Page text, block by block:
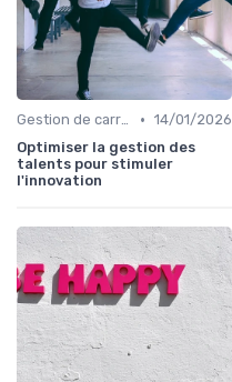
Gestion de carrière en innovation • 14/01/2026
Optimiser la gestion des
talents pour stimuler
l'innovation